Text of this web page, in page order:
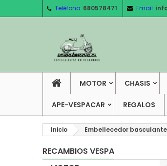
Teléfono: 680578471 Email:
MOTOR CHASIS
APE-VESPACAR REGALOS
Inicio Embellecedor
RECAMBIOS VESPA